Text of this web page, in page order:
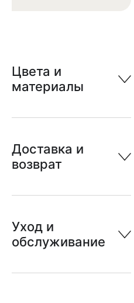
Цвета и
материалы
Доставка и
возврат
Уход и
обслуживание